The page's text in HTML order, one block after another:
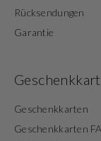
Rücksendungen
Garantie
Geschenkkarten
Geschenkkarten